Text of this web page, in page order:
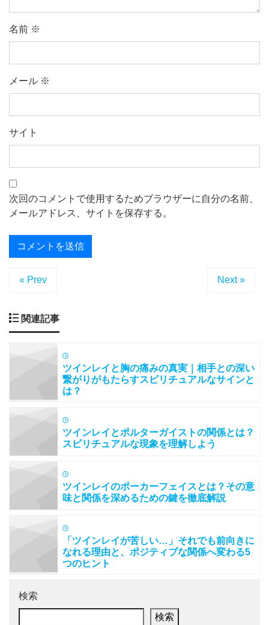
名前 ※
メール ※
サイト
次回のコメントで使用するためブラウザーに自分の名前、
メールアドレス、サイトを保存する。
« Prev Next »
関連記事
ツインレイと胸の痛みの真実｜相手との深い
繋がりがもたらすスピリチュアルなサインと
は？
ツインレイとポルターガイストの関係とは？
スピリチュアルな現象を理解しよう
ツインレイのポーカーフェイスとは？その意
味と関係を深めるための鍵を徹底解説
「ツインレイが苦しい…」それでも前向きに
なれる理由と、ポジティブな関係へ変わる5
つのヒント
検索
検索